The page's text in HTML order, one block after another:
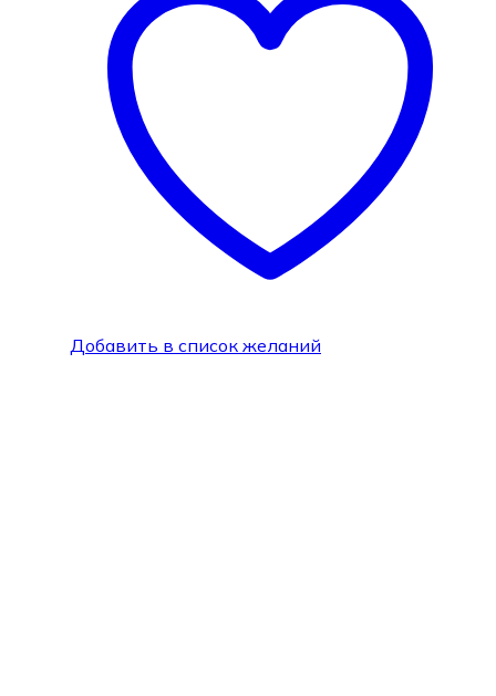
Добавить в список желаний